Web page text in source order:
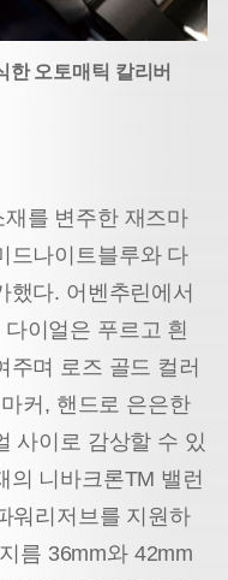
한 오토매틱 칼리버
를 변주한 재즈마
드나이트블루와 다
했다. 어벤추린에서
이얼은 푸르고 흰
주며 로즈 골드 컬러
커, 핸드로 은은한
사이로 감상할 수 있
의 니바크론TM 밸런
워리저브를 지원하
름 36mm와 42mm